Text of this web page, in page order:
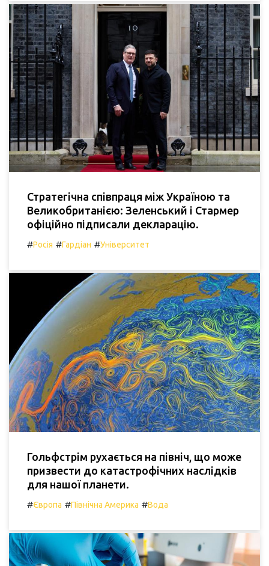
Стратегічна співпраця між Україною та
Великобританією: Зеленський і Стармер
офіційно підписали декларацію.
#Росія #Гардіан #Університет
Гольфстрім рухається на північ, що може
призвести до катастрофічних наслідків
для нашої планети.
#Європа #Північна Америка #Вода